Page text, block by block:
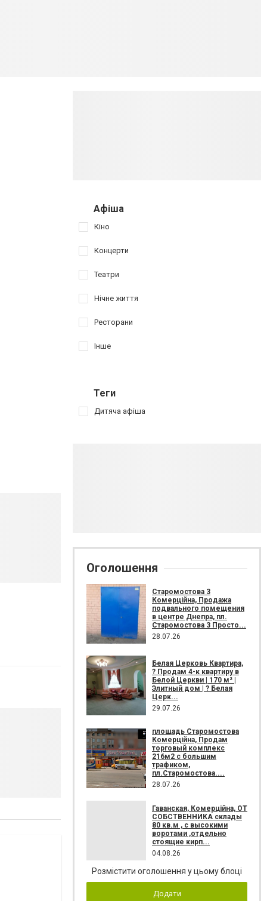
Афіша
Кіно
Концерти
Театри
Нічне життя
Ресторани
Інше
Теги
Дитяча афіша
Оголошення
Старомостова 3
Комерційна, Продажа
подвального помещения
в центре Днепра, пл.
Старомостова 3 Просто...
28.07.26
Белая Церковь Квартира,
? Продам 4-к квартиру в
Белой Церкви | 170 м² |
Элитный дом | ? Белая
Церк...
29.07.26
площадь Старомостова
Комерційна, Продам
торговый комплекс
216м2 с большим
трафиком,
пл.Старомостова....
28.07.26
Гаванская, Комерційна, ОТ
СОБСТВЕННИКА склады
80 кв.м , c высокими
воротами ,отдельно
стоящие кирп...
04.08.26
Розмістити оголошення у цьому блоці
Додати